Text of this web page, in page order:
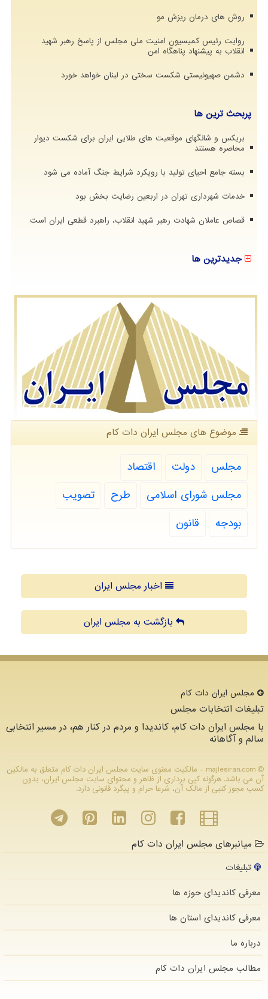
روش های درمان ریزش مو
روایت رئیس کمیسیون امنیت ملی مجلس از پاسخ رهبر شهید
انقلاب به پیشنهاد پناهگاه امن
دشمن صهیونیستی شکست سختی در لبنان خواهد خورد
پربحث ترین ها
بریکس و شانگهای موقعیت های طلایی ایران برای شکست دیوار
محاصره هستند
بسته جامع احیای تولید با رویکرد شرایط جنگ آماده می شود
خدمات شهرداری تهران در اربعین رضایت بخش بود
قصاص عاملان شهادت رهبر شهید انقلاب، راهبرد قطعی ایران است
جدیدترین ها
موضوع های مجلس ایران دات كام
مجلس دولت
اقتصاد
مجلس شورای اسلامی
طرح
تصویب
بودجه
قانون
اخبار مجلس ایران
بازگشت به مجلس ایران
مجلس ایران دات كام
تبلیغات انتخابات مجلس
با مجلس ایران دات کام، کاندیدا و مردم در کنار هم، در مسیر انتخابی
سالم و آگاهانه
majlesiran.com - مالکیت معنوی سایت مجلس ایران دات كام متعلق به مالکین
آن می باشد. هرگونه کپی برداری از ظاهر و محتوای سایت مجلس ایران، بدون
کسب مجوز کتبی از مالک آن، شرعا حرام و پیگرد قانونی دارد.
میانبرهای مجلس ایران دات کام
تبلیغات
معرفی کاندیدای حوزه ها
معرفی کاندیدای استان ها
درباره ما
مطالب مجلس ایران دات كام